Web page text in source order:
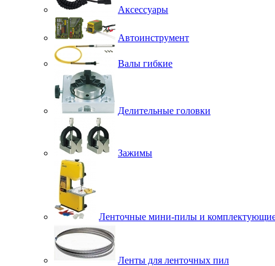
Аксессуары
Автоинструмент
Валы гибкие
Делительные головки
Зажимы
Ленточные мини-пилы и
Ленты для ленточных пил